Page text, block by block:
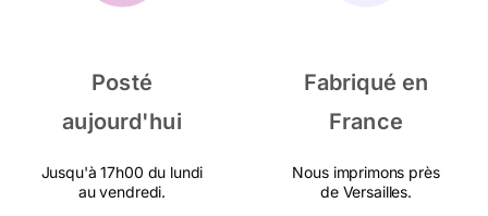
Posté
aujourd'hui
Jusqu'à 17h00 du lundi
au vendredi.
Fabriqué en
France
Nous imprimons près
de Versailles.